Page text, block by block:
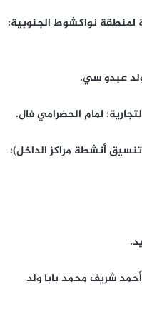
لمنطقة نواكشوط الجنوبية:
عبدو سي.
لمام الحضرامي فال.
أنشطة مراكز الداخل):
ولد أحمد شريف محمد بابا ولد